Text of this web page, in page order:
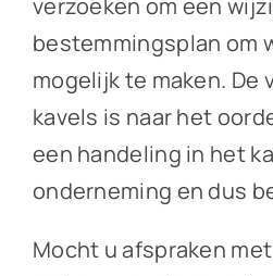
verzoeken om een
bestemmingsplan om
mogelijk te maken. De
kavels is naar het
een handeling in het
onderneming en dus
Mocht u afspraken